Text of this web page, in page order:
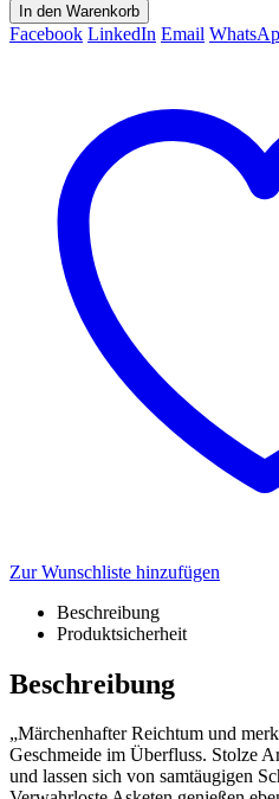
In den Warenkorb
Facebook LinkedIn Email
Zur Wunschliste hinzufügen
Beschreibung
Produktsicherheit
Beschreibung
„Märchenhafter Reichtum und
Geschmeide im Überfluss. Stolze
und lassen sich von samtäugigen